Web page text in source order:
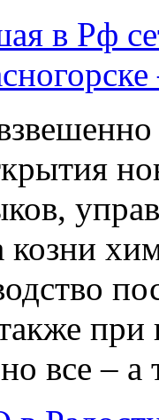
в Рф
козни
все – а